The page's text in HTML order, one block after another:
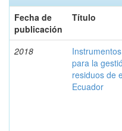
Fecha de
publicación
Título
2018
para la
residuos de
Ecuador